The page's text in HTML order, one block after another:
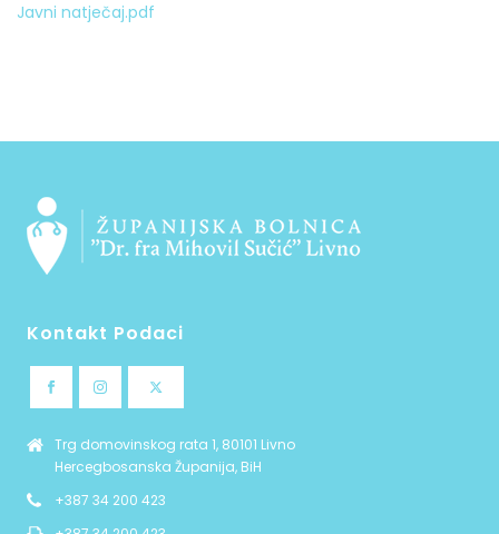
Javni natječaj.pdf
Kontakt Podaci
Trg domovinskog rata 1, 80101 Livno
Hercegbosanska Županija, BiH
+387 34 200 423